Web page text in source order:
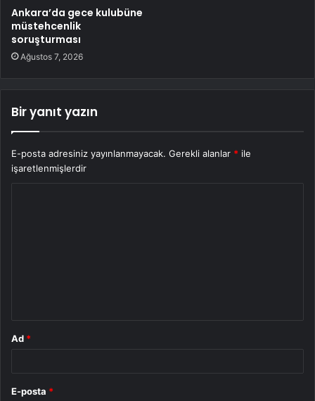
Ankara’da gece kulubüne
müstehcenlik
soruşturması
Ağustos 7, 2026
Bir yanıt yazın
E-posta adresiniz yayınlanmayacak. Gerekli alanlar * ile
işaretlenmişlerdir
Ad *
E-posta *